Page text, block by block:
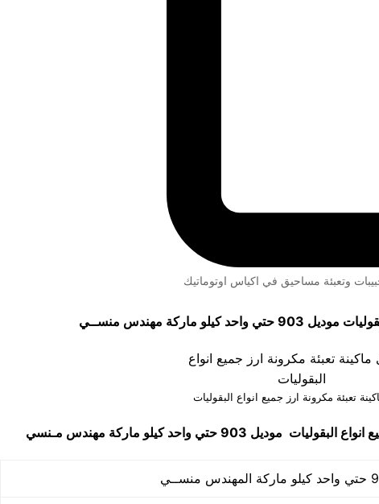
وتعبئة مساحيق في اكياس اوتوماتيك
ماركة مهندس منســي
تعبئة مكرونة ارز جميع انواع البقوليات
انواع البقوليات موديل 903 حتي واحد كيلو ماركة مهندس مـنسي